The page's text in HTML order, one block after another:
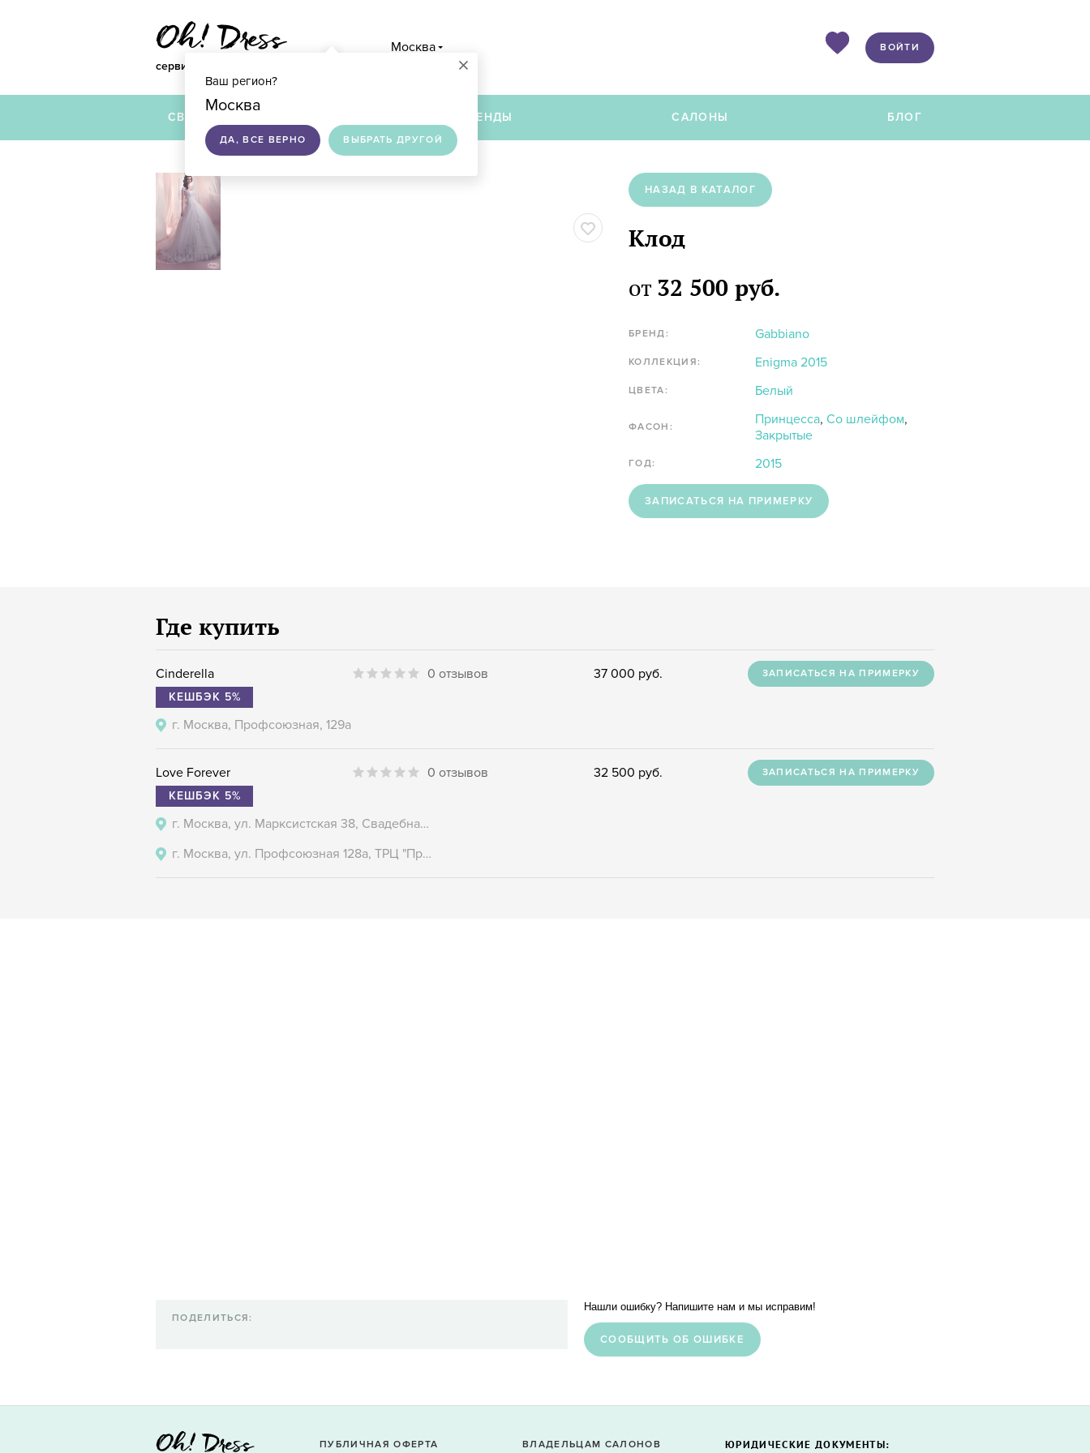
сервис по подбору свадебных платьев
Москва
×
Ваш регион?
Москва
ДА, ВСЕ ВЕРНО ВЫБРАТЬ ДРУГОЙ
ВОЙТИ
СВАДЕБНЫЕ ПЛАТЬЯ БРЕНДЫ САЛОНЫ БЛОГ
НАЗАД В КАТАЛОГ
Клод
от 32 500 руб.
БРЕНД: Gabbiano
КОЛЛЕКЦИЯ: Enigma 2015
ЦВЕТА: Белый
ФАСОН: Принцесса,Со шлейфом,
Закрытые
ГОД: 2015
ЗАПИСАТЬСЯ НА ПРИМЕРКУ
Где купить
Cinderella
КЕШБЭК 5%
0 отзывов
г. Москва, Профсоюзная, 129а
37 000 руб. ЗАПИСАТЬСЯ НА ПРИМЕРКУ
Love Forever
КЕШБЭК 5%
0 отзывов
г. Москва, ул. Марксистская 38, Свадебная Галерея "Кристалл" (1 этаж)
г. Москва, ул. Профсоюзная 128а, ТРЦ "Принц Плаза"
32 500 руб. ЗАПИСАТЬСЯ НА ПРИМЕРКУ
Нашли ошибку? Напишите нам и мы исправим!
CООБЩИТЬ ОБ ОШИБКЕ
ПОДЕЛИТЬСЯ:
ПУБЛИЧНАЯ ОФЕРТА ВЛАДЕЛЬЦАМ САЛОНОВ ЮРИДИЧЕСКИЕ ДОКУМЕНТЫ: